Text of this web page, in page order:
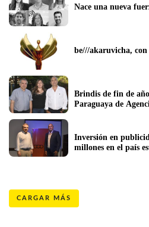
Nace una nueva
be///akaruvicha, con
Brindis de fin de
Paraguaya de
Inversión en
millones en el país
CARGAR MÁS